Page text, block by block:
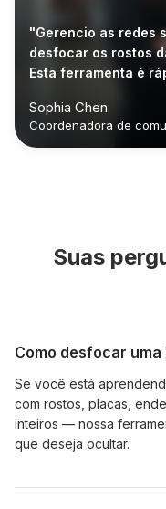
"Gerencio as redes
desfocar os rostos
Esta ferramenta é
Sophia Chen
Coordenadora de
Suas
Como desfocar uma
Se você está
com rostos, placas,
inteiros — nossa
que deseja ocultar.